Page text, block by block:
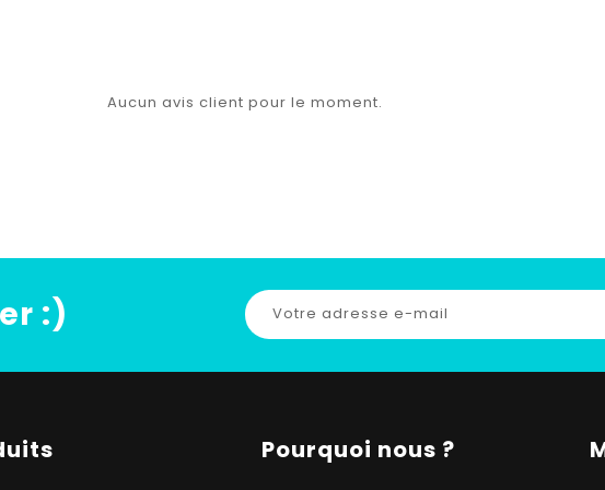
Aucun avis client pour le moment.
:)
Pourquoi nous ?